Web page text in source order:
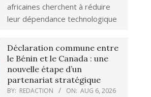
africaines cherchent à réduire
leur dépendance technologique
Déclaration commune entre
le Bénin et le Canada : une
nouvelle étape d’un
partenariat stratégique
BY: REDACTION ON: AUG 6, 2026